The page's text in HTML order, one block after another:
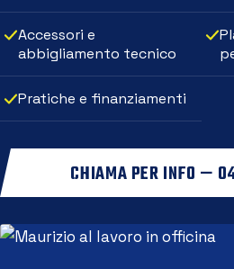
Accessori e
abbigliamento tecnico
Pratiche e finanziamenti
CHIAMA PER INFO —